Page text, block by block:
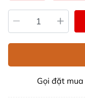
Gọi đặt mua